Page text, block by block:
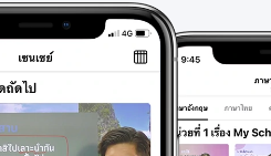
ยค่ะ การใช้คำ การใช้
อ การใช้คำหรือภาษา
เป็นเหตุให้การ